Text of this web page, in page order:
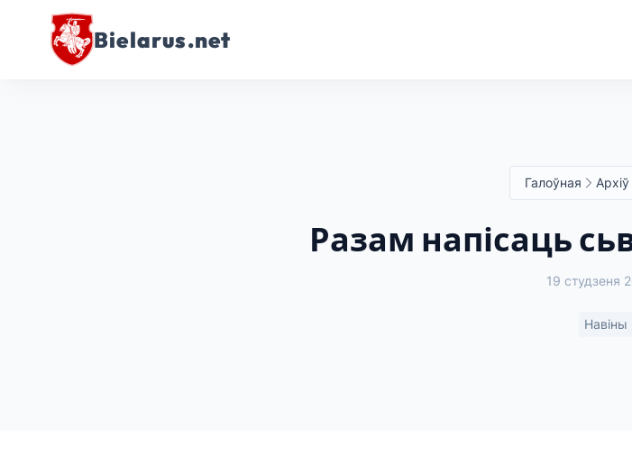
Bielarus.net
Галоўная Архіў
Разам напісаць
19 студзеня
Навіны